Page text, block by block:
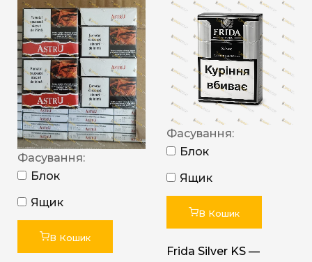
Фасування:
Блок
Ящик
В Кошик
Фасування:
Блок
Ящик
В Кошик
Frida Silver KS —